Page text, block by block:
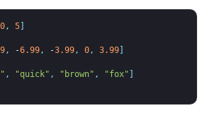
0, 5]
, -6.99, -3.99, 0, 3.99]
, "quick" , "brown" , "fox" ]